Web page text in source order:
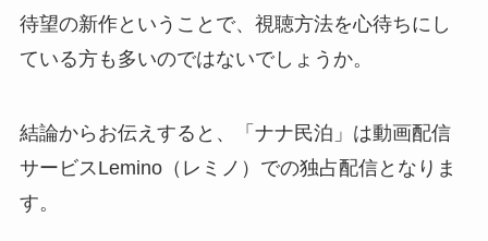
待望の新作ということで、視聴方法を心待ちにし
ている方も多いのではないでしょうか。
結論からお伝えすると、「ナナ民泊」は動画配信
サービスLemino（レミノ）での独占配信となりま
す。